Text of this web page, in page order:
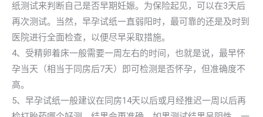
纸测试来判断自己是否早期妊娠。为保险起见，可以在3天后
再次测试。当然，早孕试纸一直弱阳时，最可靠的还是及时到
医院进行全面检查，以便尽早采取措施。
4、受精卵着床一般需要一周左右的时间，也就是说，最早怀
孕当天（相当于同房后7天）即可检测是否怀孕，但准确度不
高。
5、早孕试纸一般建议在同房14天以后或月经推迟一周以后再